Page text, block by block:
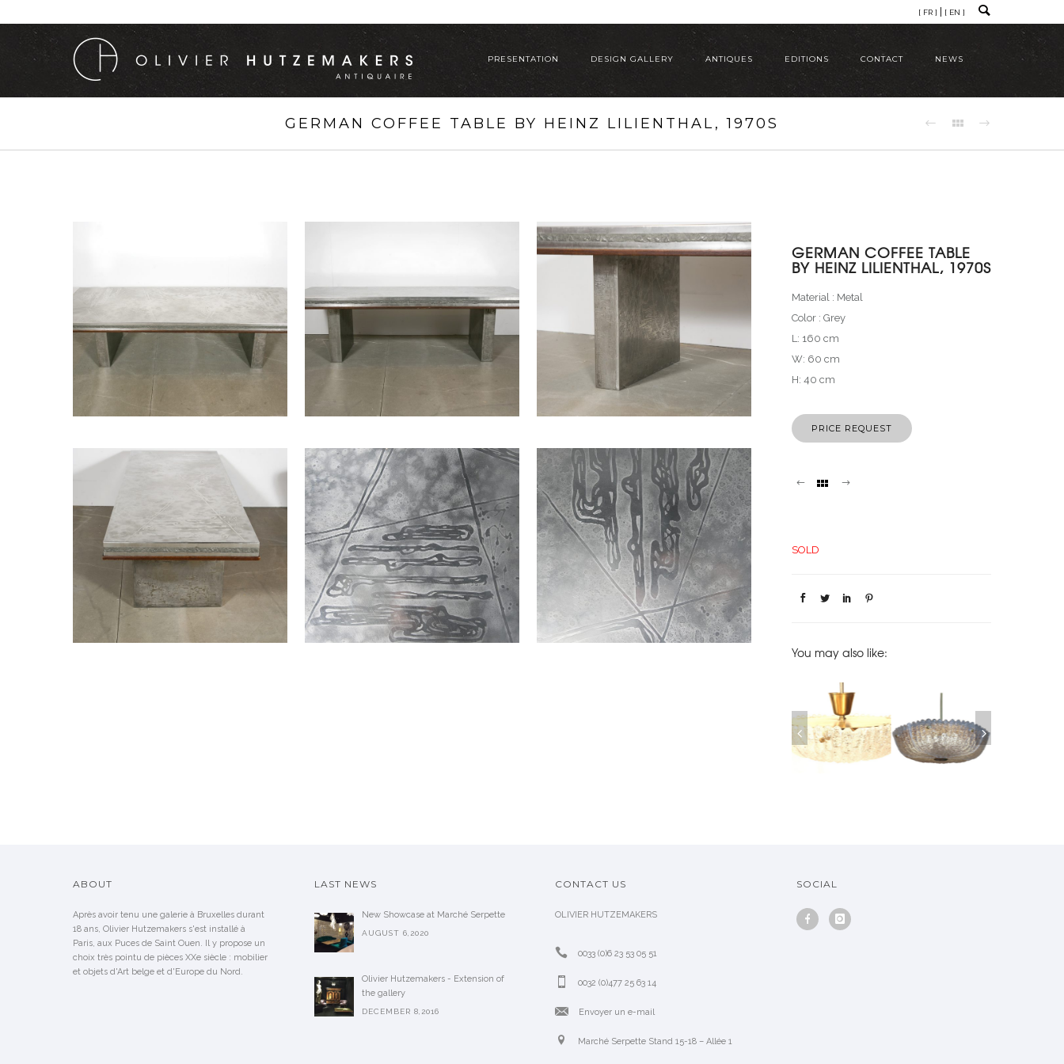
[ FR ] [ EN ]
PRESENTATION DESIGN GALLERY ANTIQUES EDITIONS CONTACT NEWS
GERMAN COFFEE TABLE BY HEINZ LILIENTHAL, 1970S
GERMAN COFFEE TABLE
BY HEINZ LILIENTHAL, 1970S
Material : Metal
Color : Grey
L: 160 cm
W: 60 cm
H: 40 cm
PRICE REQUEST
SOLD
You may also like:
MIDCENTURY
SWEDISH ORREFORS
MOLDED GLASS
CHANDELIER
PENDANT SWEDEN,
1950
ABOUT
Après avoir tenu une galerie à Bruxelles durant
18 ans, Olivier Hutzemakers s'est installé à
Paris, aux Puces de Saint Ouen. Il y propose un
choix très pointu de pièces XXe siècle : mobilier
et objets d'Art belge et d'Europe du Nord.
LAST NEWS
New Showcase at Marché Serpette
AUGUST 6,2020
Olivier Hutzemakers - Extension of
the gallery
DECEMBER 8,2016
CONTACT US
OLIVIER HUTZEMAKERS
0033 (0)6 23 53 05 51
0032 (0)477 25 63 14
Envoyer un e-mail
Marché Serpette Stand 15-18 – Allée 1
SOCIAL